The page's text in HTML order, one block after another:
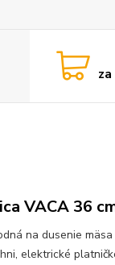
za
VACA 36
na dusenie mäsa
elektrické